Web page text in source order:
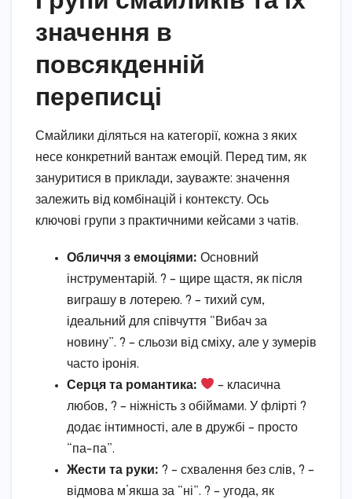
значення в
повсякденній
переписці
Смайлики діляться на категорії, кожна з яких
несе конкретний вантаж емоцій. Перед тим, як
зануритися в приклади, зауважте: значення
залежить від комбінацій і контексту. Ось
ключові групи з практичними кейсами з чатів.
Обличчя з емоціями: Основний
інструментарій. ? – щире щастя, як після
виграшу в лотерею. ? – тихий сум,
ідеальний для співчуття “Вибач за
новину”. ? – сльози від сміху, але у зумерів
часто іронія.
Серця та романтика:
– класична
любов, ? – ніжність з обіймами. У флірті ?
додає інтимності, але в дружбі – просто
“па-па”.
Жести та руки: ? – схвалення без слів, ? –
відмова м’якша за “ні”. ? – угода, як